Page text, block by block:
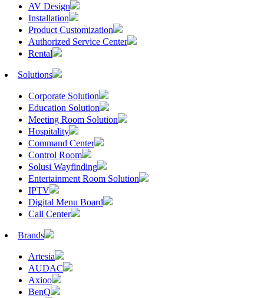
AV Design
Installation
Product Customization
Authorized Service Center
Rental
Solutions
Corporate Solution
Education Solution
Meeting Room Solution
Hospitality
Command Center
Control Room
Solusi Wayfinding
Entertainment Room Solution
IPTV
Digital Menu Board
Call Center
Brands
Artesia
AUDAC
Axioo
BenQ